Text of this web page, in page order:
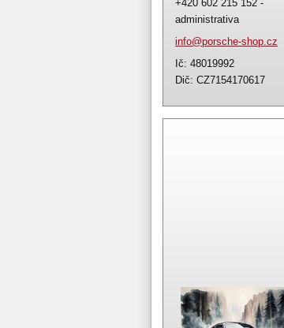
+420 602 215 152 -
administrativa
info@porsche-shop.cz
Ič: 48019992
Dič: CZ7154170617